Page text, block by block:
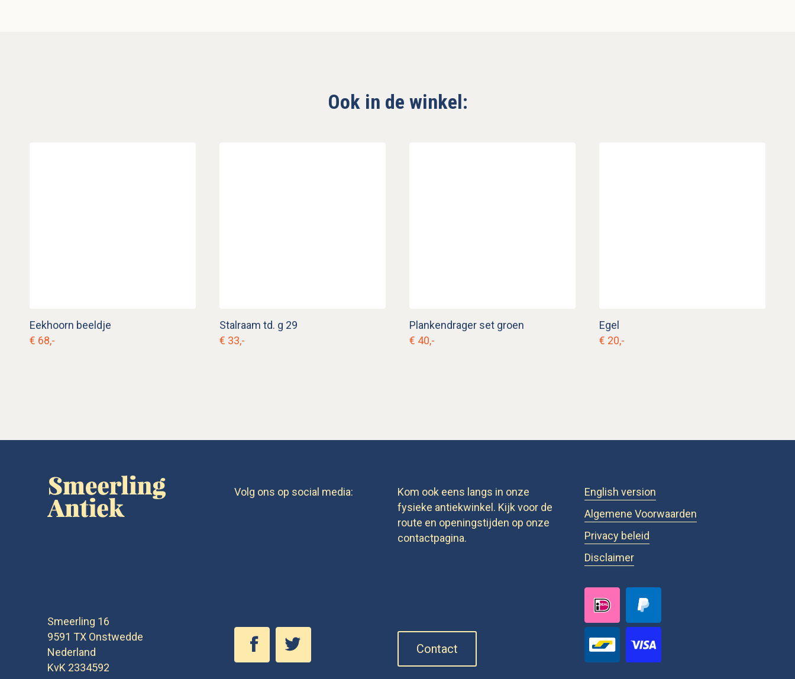
Ook in de winkel:
Eekhoorn beeldje
€ 68,-
Stalraam td. g 29
€ 33,-
Plankendrager set groen
€ 40,-
Egel
€ 20,-
Smeerling 16
9591 TX Onstwedde
Nederland
KvK 2334592
Volg ons op social media:
Kom ook eens langs in onze
fysieke antiekwinkel. Kijk voor de
route en openingstijden op onze
contactpagina.
Contact
English version
Algemene Voorwaarden
Privacy beleid
Disclaimer